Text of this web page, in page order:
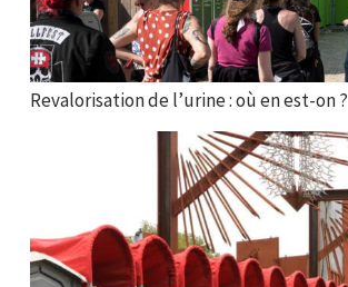
Revalorisation de l’urine : où en est-on ?